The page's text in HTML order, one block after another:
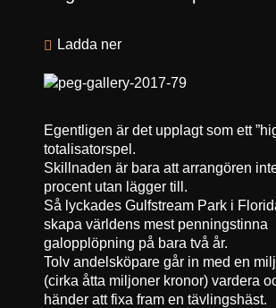
Egentligen är det upplagt som ett
totalisatorspel.
Skillnaden är bara att arrangören
procent utan lägger till.
Så lyckades Gulfstream Park i
skapa världens mest penningstinna
galopplöpning på bara två år.
Tolv andelsköpare går in med en
(cirka åtta miljoner kronor) vardera
händer att fixa fram en tävlingshäst.
Ladda ner